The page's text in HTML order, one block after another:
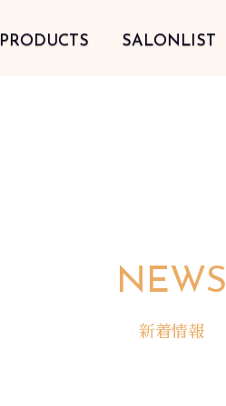
PRODUCTS SALONLIST
NEWS
新着情報